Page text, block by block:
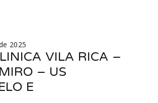
2025
VILA RICA –
– US
E